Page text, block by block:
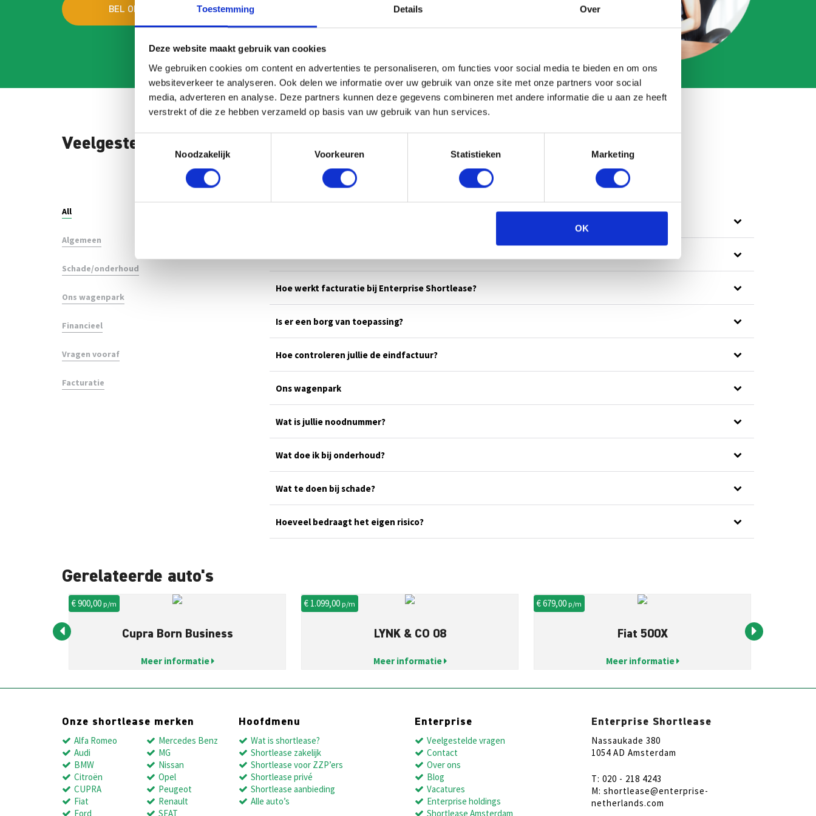
Toestemming Details Over
Deze website maakt gebruik van cookies
We gebruiken cookies om content en advertenties te personaliseren, om functies voor social media te bieden en om ons
websiteverkeer te analyseren. Ook delen we informatie over uw gebruik van onze site met onze partners voor social
media, adverteren en analyse. Deze partners kunnen deze gegevens combineren met andere informatie die u aan ze heeft
verstrekt of die ze hebben verzameld op basis van uw gebruik van hun services.
Toestemmingsselectie
Noodzakelijk
Voorkeuren Statistieken Marketing
OK
BEL ONS
Veelgestelde vragen
All
Algemeen
Schade/onderhoud
Ons wagenpark
Financieel
Vragen vooraf
Facturatie
Hoe werkt facturatie bij Enterprise Shortlease?
Is er een borg van toepassing?
Hoe controleren jullie de eindfactuur?
Ons wagenpark
Wat is jullie noodnummer?
Wat doe ik bij onderhoud?
Wat te doen bij schade?
Hoeveel bedraagt het eigen risico?
Gerelateerde auto's
€ 900,00p/m
Cupra Born Business
Meer informatie
€ 1.099,00p/m
LYNK & CO 08
Meer informatie
€ 679,00p/m
Fiat 500X
Meer informatie
Onze shortlease merken
Alfa Romeo
Audi
BMW
Citroën
CUPRA
Fiat
Ford
Mercedes Benz
MG
Nissan
Opel
Peugeot
Renault
SEAT
Hoofdmenu
Wat is shortlease?
Shortlease zakelijk
Shortlease voor ZZP’ers
Shortlease privé
Shortlease aanbieding
Alle auto’s
Enterprise
Veelgestelde vragen
Contact
Over ons
Blog
Vacatures
Enterprise holdings
Shortlease Amsterdam
Enterprise Shortlease
Nassaukade 380
1054 AD Amsterdam
T: 020 - 218 4243
M: shortlease@enterprise-
netherlands.com